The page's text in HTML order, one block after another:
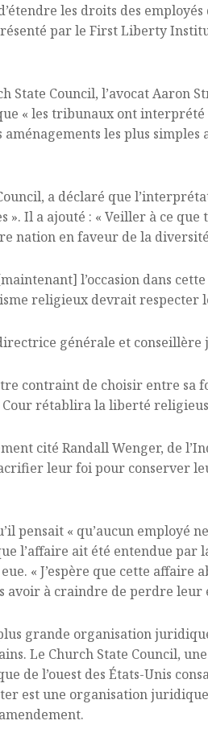
les droits des
par le First Liberty
State Council, l’avocat Aaron
« les tribunaux ont
aménagements les plus
a déclaré que
». Il a ajouté : « Veiller à ce
nation en faveur de la
l’occasion dans
religieux devrait respecter
générale et
contraint de choisir entre sa
Cour rétablira la liberté
cité Randall Wenger, de
leur foi pour conserver
pensait « qu’aucun employé
l’affaire ait été entendue par
« J’espère que cette
avoir à craindre de perdre leur
grande organisation
Le Church State Council,
de l’ouest des États-Unis
est une organisation